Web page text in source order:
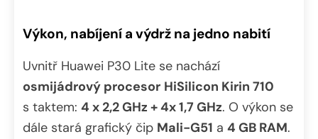
Výkon, nabíjení a výdrž na jedno nabití
Uvnitř Huawei P30 Lite se nachází
osmijádrový procesor HiSilicon Kirin 710
s taktem: 4 x 2,2 GHz + 4x 1,7 GHz. O výkon se
dále stará grafický čip Mali-G51 a 4 GB RAM.